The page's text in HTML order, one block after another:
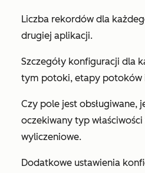
Liczba rekordów dla
drugiej aplikacji.
Szczegóły konfiguracji dla
tym potoki, etapy potoków
Czy pole jest obsługiwane,
oczekiwany typ
wyliczeniowe.
Dodatkowe ustawienia